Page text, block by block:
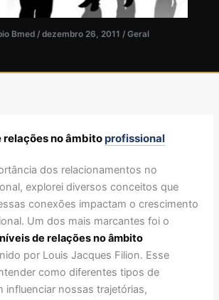
Bmed / dezembro 26, 2011 / Geral
relações no âmbito profissional
dos relacionamentos no
explorei diversos conceitos que
conexões impactam o crescimento
Um dos mais marcantes foi o
de relações no âmbito
por Louis Jacques Filion. Esse
como diferentes tipos de
influenciar nossas trajetórias,